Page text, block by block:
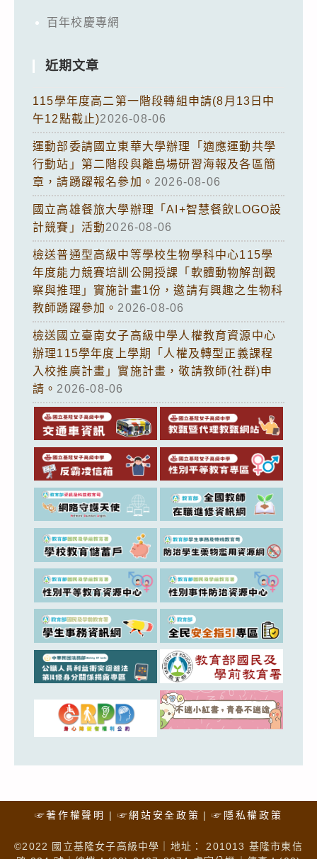
百年校慶專網
近期文章
115學年度高二第一階段轉組申請(8月13日中
午12點截止)2026-08-06
運動部委請國立東華大學辦理「適應運動共學
行動站」第二階段與離島場研習海報及各區簡
章，請踴躍報名參加。 2026-08-06
國立高雄餐旅大學辦理「AI+智慧餐飲LOGO設
計競賽」活動2026-08-06
檢送普通型高級中等學校生物學科中心115學
年度能力競賽培訓公開授課「軟體動物解剖觀
察與推理」實施計畫1份，邀請有興趣之生物科
教師踴躍參加。 2026-08-06
檢送國立臺南女子高級中學人權教育資源中心
辦理115學年度上學期「人權及轉型正義課程
入校推廣計畫」實施計畫，敬請教師(社群)申
請。 2026-08-06
☞著作權聲明 ☞網站安全政策 ☞隱私權政策
©2022 國立基隆女子高級中學｜地址： 201013 基隆市東信